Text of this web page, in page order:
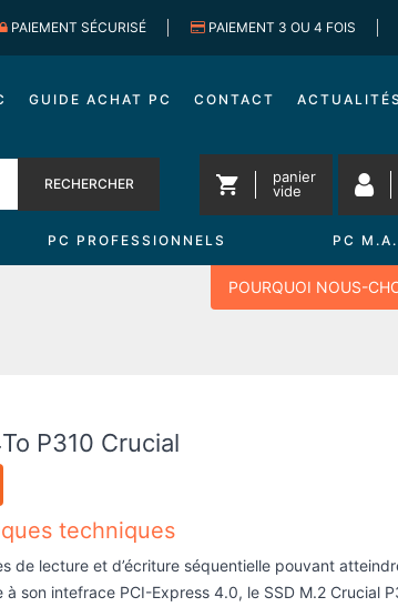
PAIEMENT SÉCURISÉ PAIEMENT 3 OU 4 FOIS
GUIDE ACHAT PC CONTACT ACTUALITÉS
RECHERCHER
panier
vide
PC PROFESSIONNELS PC
POURQUOI NOUS-
P310 Crucial
techniques
de lecture et d’écriture séquentielle pouvant
son intefrace PCI-Express 4.0, le SSD M.2 Crucial